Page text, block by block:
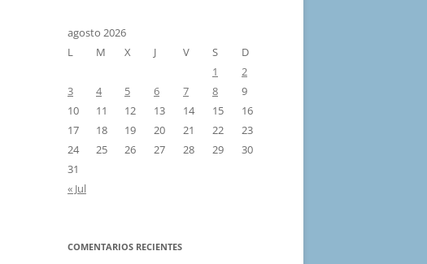
agosto 2026
L
M X J V S
D
1
2
3
4 5 6 7 8
9
10
11 12 13 14 15
16
17
18 19 20 21 22
23
24
25 26 27 28 29
30
31
« Jul
COMENTARIOS RECIENTES